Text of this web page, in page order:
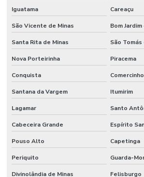
Iguatama Careaçu
São Vicente de Minas Bom
Santa Rita de Minas São
Nova Porteirinha Piracema
Conquista Comercinho
Santana da Vargem Itumirim
Lagamar Santo
Cabeceira Grande Espírito
Pouso Alto Capetinga
Periquito Guarda-
Divinolândia de Minas Felisburgo